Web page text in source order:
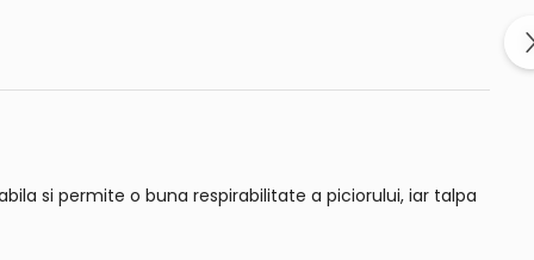
si permite o buna respirabilitate a piciorului, iar talpa